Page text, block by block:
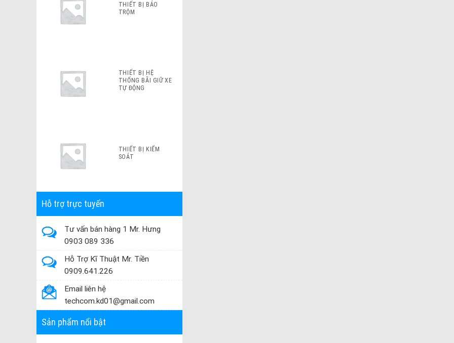
THIẾT BỊ BÁO
TRỘM
THIẾT BỊ HỆ
THỐNG BÃI GIỮ XE
TỰ ĐỘNG
THIẾT BỊ KIỂM
SOÁT
Hỗ trợ trực tuyến
Tư vấn bán hàng 1 Mr. Hưng
0903 089 336
Hỗ Trợ Kĩ Thuật Mr. Tiền
0909.641.226
Email liên hệ
techcom.kd01@gmail.com
Sản phẩm nổi bật